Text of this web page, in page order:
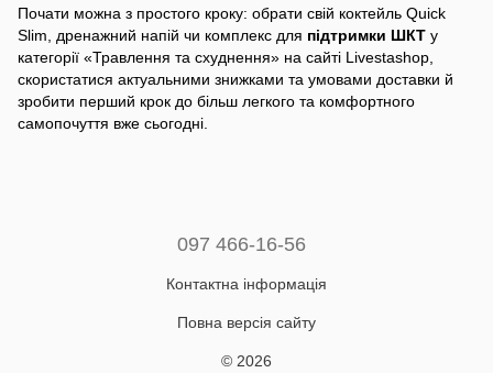
Почати можна з простого кроку: обрати свій коктейль Quick
Slim, дренажний напій чи комплекс для підтримки ШКТ у
категорії «Травлення та схуднення» на сайті Livestashop,
скористатися актуальними знижками та умовами доставки й
зробити перший крок до більш легкого та комфортного
самопочуття вже сьогодні.
097 466-16-56
Контактна інформація
Повна версія сайту
© 2026